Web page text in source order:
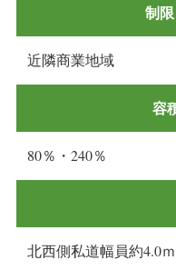
制
近隣商業地域
容
80％・240％
北西側私道幅員約4.0ｍ